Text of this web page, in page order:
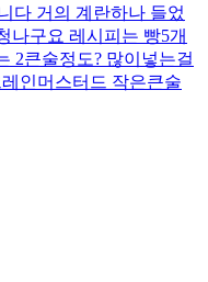
다 거의 계란하나 들었
나구요 레시피는 빵5개
2큰술정도? 많이넣는걸
인머스터드 작은큰술